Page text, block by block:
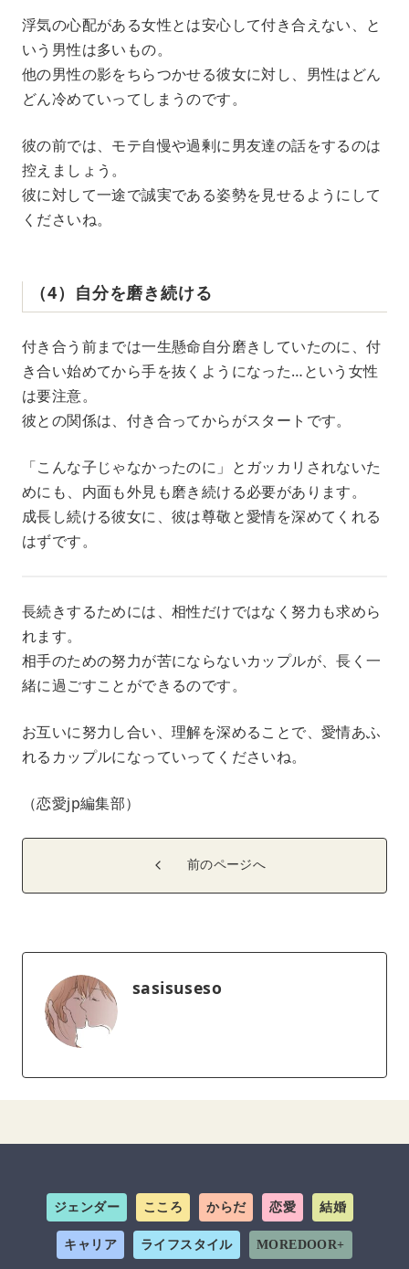
浮気の心配がある女性とは安心して付き合えない、と
いう男性は多いもの。
他の男性の影をちらつかせる彼女に対し、男性はどん
どん冷めていってしまうのです。
彼の前では、モテ自慢や過剰に男友達の話をするのは
控えましょう。
彼に対して一途で誠実である姿勢を見せるようにして
くださいね。
（4）自分を磨き続ける
付き合う前までは一生懸命自分磨きしていたのに、付
き合い始めてから手を抜くようになった…という女性
は要注意。
彼との関係は、付き合ってからがスタートです。
「こんな子じゃなかったのに」とガッカリされないた
めにも、内面も外見も磨き続ける必要があります。
成長し続ける彼女に、彼は尊敬と愛情を深めてくれる
はずです。
長続きするためには、相性だけではなく努力も求めら
れます。
相手のための努力が苦にならないカップルが、長く一
緒に過ごすことができるのです。
お互いに努力し合い、理解を深めることで、愛情あふ
れるカップルになっていってくださいね。
（恋愛jp編集部）
前のページへ
sasisuseso
ジェンダー こころ からだ 恋愛 結婚
キャリア ライフスタイル MOREDOOR+